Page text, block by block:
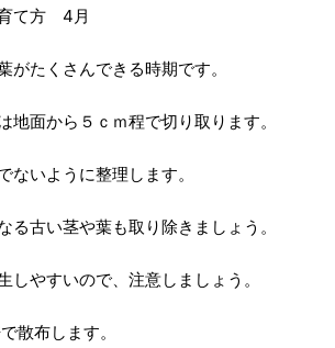
て方 4月
がたくさんできる時期です。
地面から５ｃｍ程で切り取ります。
ないように整理します。
る古い茎や葉も取り除きましょう。
しやすいので、注意しましょう。
散布します。